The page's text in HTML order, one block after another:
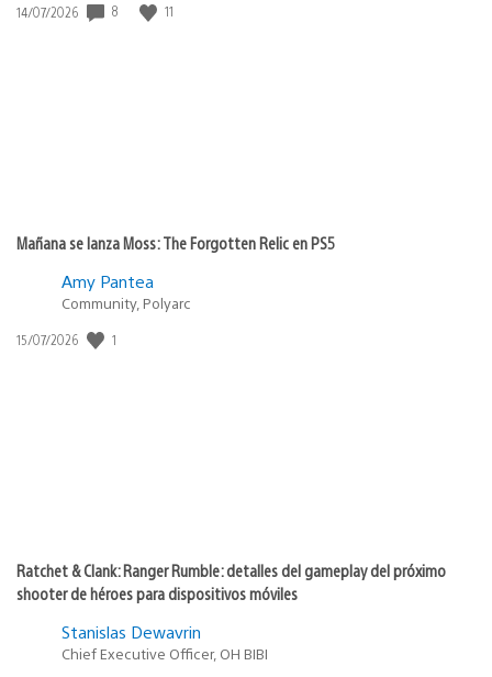
Fecha
14/07/2026 8 11
Mañana se lanza Moss: The Forgotten Relic en PS5
Amy Pantea
Community, Polyarc
Fecha
15/07/2026 1
Ratchet & Clank: Ranger Rumble: detalles del gameplay del próximo
shooter de héroes para dispositivos móviles
Stanislas Dewavrin
Chief Executive Officer, OH BIBI